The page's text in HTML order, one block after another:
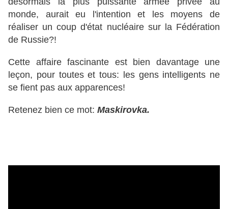
monde, aurait eu l'intention et les moyens de
réaliser un coup d'état nucléaire sur la Fédération
de Russie?!
Cette affaire fascinante est bien davantage une
leçon, pour toutes et tous: les gens intelligents ne
se fient pas aux apparences!
Retenez bien ce mot: Maskirovka.